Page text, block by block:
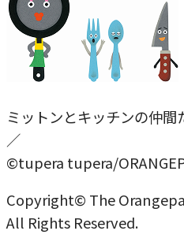
ミットンとキッチンの仲間
／
©tupera tupera/
Copyright© The
All Rights Reserved.